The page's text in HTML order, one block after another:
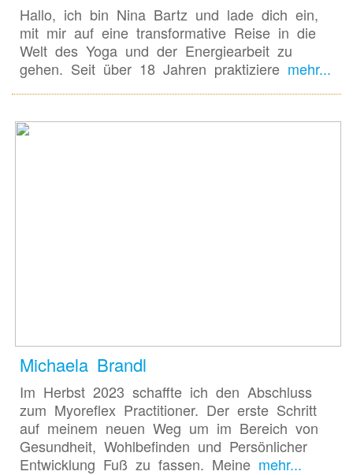
Hallo, ich bin Nina Bartz und lade dich ein,
mit mir auf eine transformative Reise in die
Welt des Yoga und der Energiearbeit zu
gehen. Seit über 18 Jahren praktizieremehr...
Michaela Brandl
Im Herbst 2023 schaffte ich den Abschluss
zum Myoreflex Practitioner. Der erste Schritt
auf meinem neuen Weg um im Bereich von
Gesundheit, Wohlbefinden und Persönlicher
Entwicklung Fuß zu fassen. Meinemehr...